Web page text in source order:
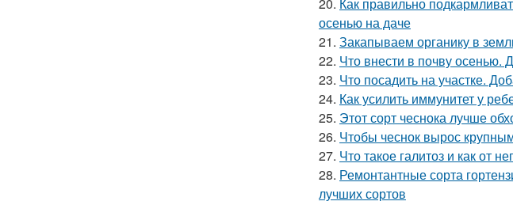
осенью на даче
21. Закапываем органику в
22. Что внести в почву осенью.
23. Что посадить на участке.
24. Как усилить иммунитет у
25. Этот сорт чеснока лучше
26. Чтобы чеснок вырос
27. Что такое галитоз и как от
28. Ремонтантные сорта
лучших сортов